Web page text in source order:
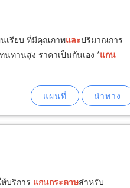
เรียบ ที่มีคุณภาพและปริมาณการ
ทานสูง ราคาเป็นกันเอง *แกน
บริการ แกนกระดาษสำหรับ